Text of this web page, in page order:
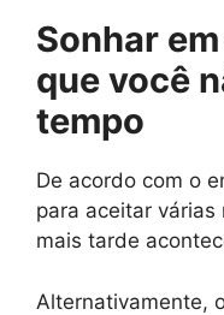
Sonhar
que você
tempo
De acordo com o
para aceitar
mais tarde
Alternativamente,